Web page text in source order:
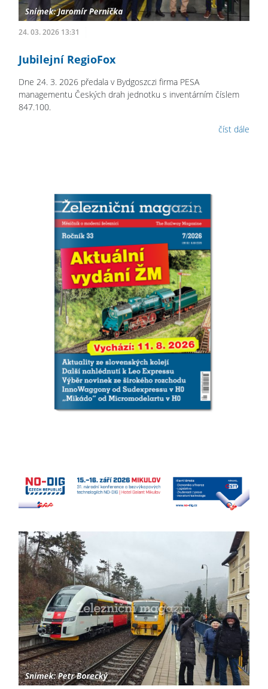
24. 03. 2026 13:31
Jubilejní RegioFox
Dne 24. 3. 2026 předala v Bydgoszczi firma PESA
managementu Českých drah jednotku s inventárním číslem
847.100.
číst dále